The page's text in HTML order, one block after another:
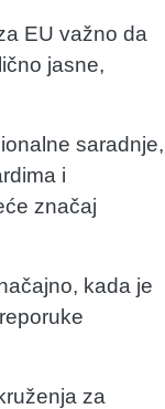
EU važno da
jasne,
saradnje,
i
značaj
kada je
za